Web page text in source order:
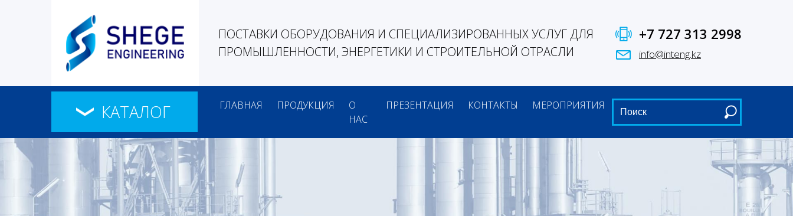
ПОСТАВКИ ОБОРУДОВАНИЯ И СПЕЦИАЛИЗИРОВАННЫХ УСЛУГ ДЛЯ
ПРОМЫШЛЕННОСТИ, ЭНЕРГЕТИКИ И СТРОИТЕЛЬНОЙ ОТРАСЛИ
+7 727 313 2998
info@inteng.kz
КАТАЛОГ ГЛАВНАЯ ПРОДУКЦИЯ
О
НАС
ПРЕЗЕНТАЦИЯ КОНТАКТЫ МЕРОПРИЯТИЯ